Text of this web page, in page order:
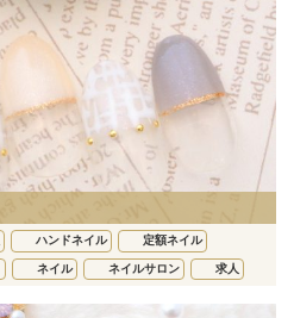
ハンドネイル 定額ネイル
ネイル ネイルサロン 求人